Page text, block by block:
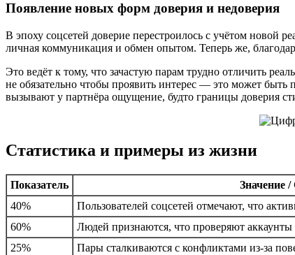
Появление новых форм доверия и недоверия
В эпоху соцсетей доверие перестроилось с учётом новой
личная коммуникация и обмен опытом. Теперь же,
Это ведёт к тому, что зачастую парам трудно отличить
не обязательно чтобы проявить интерес — это может
вызывают у партнёра ощущение, будто границы доверия
Статистика и примеры из жизни
Показатель
Значение
40%
Пользователей соцсетей отмечают, что
60%
Людей признаются, что проверяют
25%
Пары сталкиваются с конфликтами из-за